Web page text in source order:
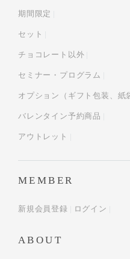
期間限定
セット
チョコレート以外
セミナー・プログラム
オプション（ギフト包装、紙
バレンタイン予約商品
アウトレット
MEMBER
新規会員登録 ログイン
ABOUT